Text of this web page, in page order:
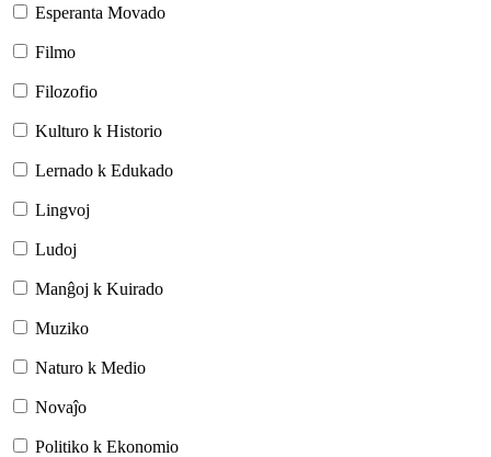
Esperanta Movado
Filmo
Filozofio
Kulturo k Historio
Lernado k Edukado
Lingvoj
Ludoj
Manĝoj k Kuirado
Muziko
Naturo k Medio
Novaĵo
Politiko k Ekonomio